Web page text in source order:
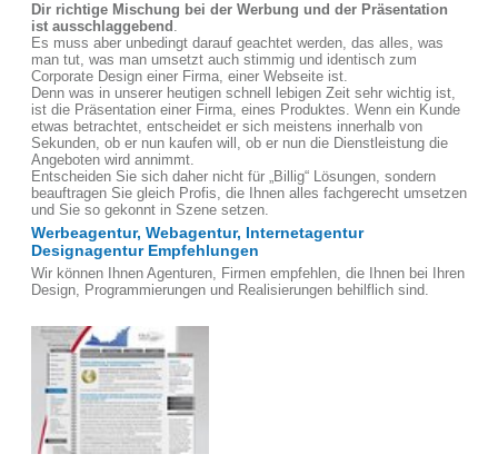
Dir richtige Mischung bei der Werbung und der Präsentation
ist ausschlaggebend .
Es muss aber unbedingt darauf geachtet werden, das alles, was
man tut, was man umsetzt auch stimmig und identisch zum
Corporate Design einer Firma, einer Webseite ist.
Denn was in unserer heutigen schnell lebigen Zeit sehr wichtig ist,
ist die Präsentation einer Firma, eines Produktes. Wenn ein Kunde
etwas betrachtet, entscheidet er sich meistens innerhalb von
Sekunden, ob er nun kaufen will, ob er nun die Dienstleistung die
Angeboten wird annimmt.
Entscheiden Sie sich daher nicht für „Billig“ Lösungen, sondern
beauftragen Sie gleich Profis, die Ihnen alles fachgerecht umsetzen
und Sie so gekonnt in Szene setzen.
Werbeagentur, Webagentur, Internetagentur
Designagentur Empfehlungen
Wir können Ihnen Agenturen, Firmen empfehlen, die Ihnen bei Ihren
Design, Programmierungen und Realisierungen behilflich sind.